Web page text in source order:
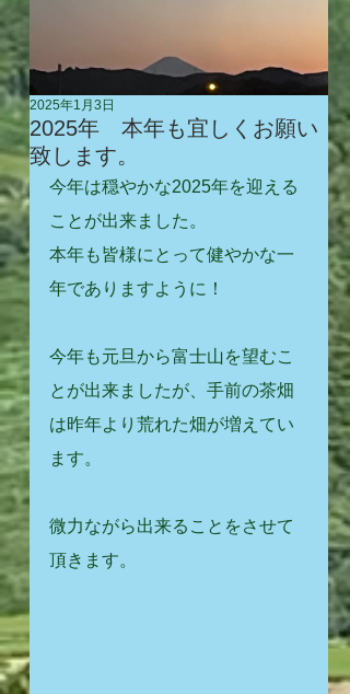
2025年 本年も宜しくお願い
致します。
2025年1月3日
今年は穏やかな2025年を迎える
ことが出来ました。
本年も皆様にとって健やかな一
年でありますように！
今年も元旦から富士山を望むこ
とが出来ましたが、手前の茶畑
は昨年より荒れた畑が増えてい
ます。
微力ながら出来ることをさせて
頂きます。